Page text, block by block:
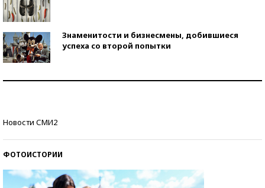
Знаменитости и бизнесмены, добившиеся
успеха со второй попытки
Новости СМИ2
ФОТОИСТОРИИ